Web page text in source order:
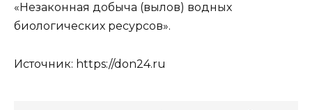
«Незаконная добыча (вылов) водных
биологических ресурсов».
Источник: https://don24.ru